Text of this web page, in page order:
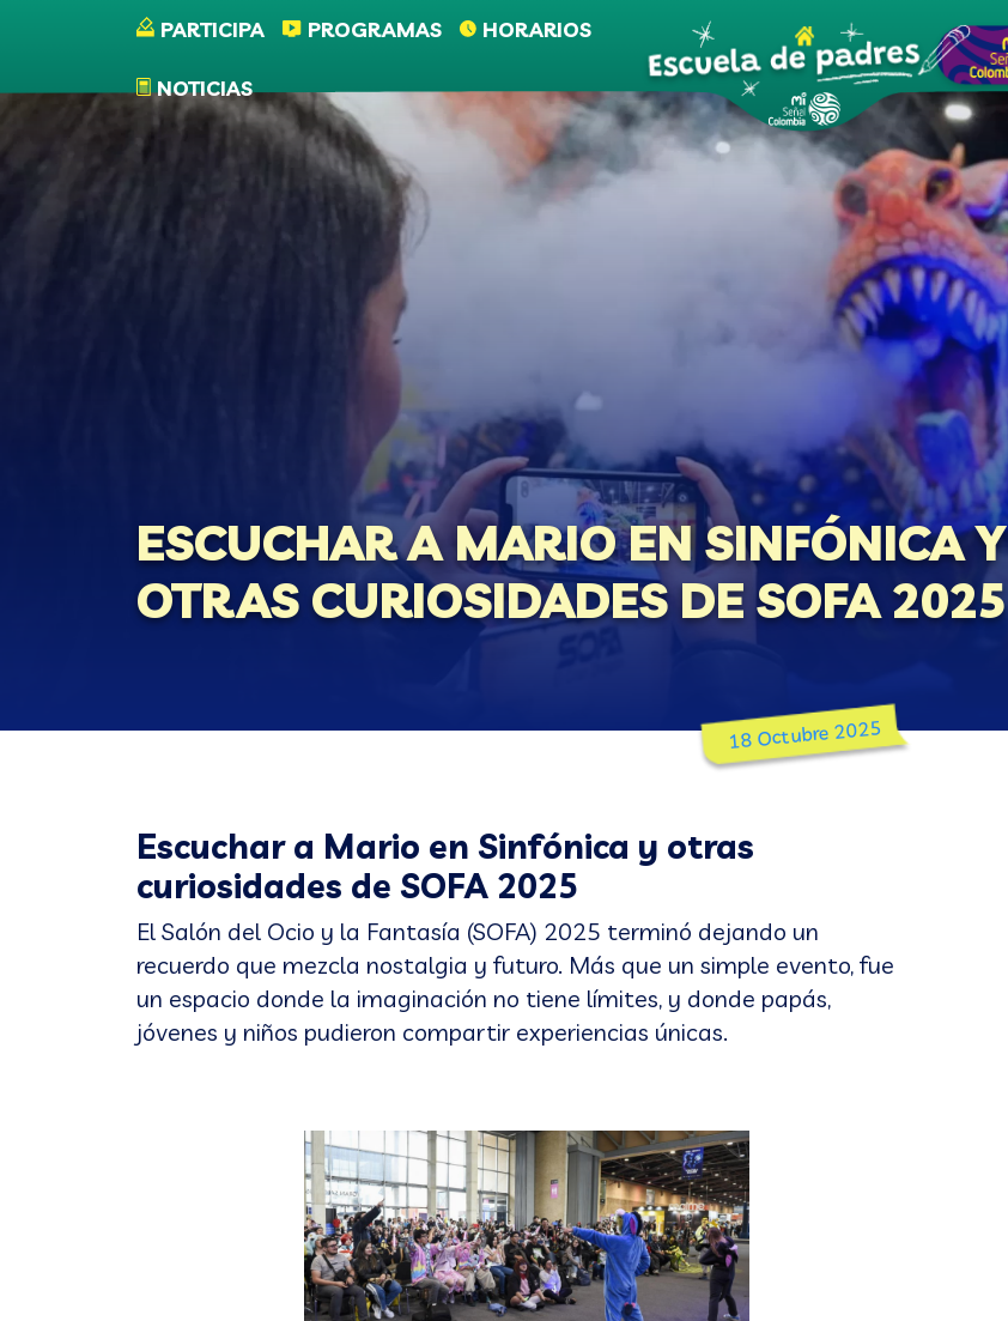
Pasar al contenido principal
PARTICIPA PROGRAMAS HORARIOS
NOTICIAS
ESCUCHAR A MARIO EN SINFÓNICA Y
OTRAS CURIOSIDADES DE SOFA 2025
18 Octubre 2025
Escuchar a Mario en Sinfónica y otras
curiosidades de SOFA 2025
El Salón del Ocio y la Fantasía (SOFA) 2025 terminó dejando un
recuerdo que mezcla nostalgia y futuro. Más que un simple evento, fue
un espacio donde la imaginación no tiene límites, y donde papás,
jóvenes y niños pudieron compartir experiencias únicas.